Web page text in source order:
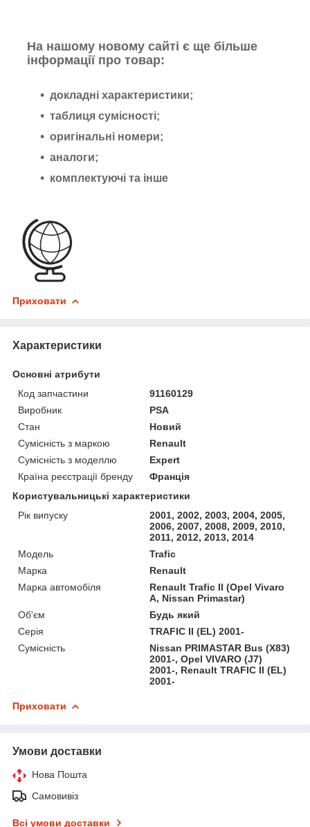
На нашому новому сайті є ще більше
інформації про товар:
докладні характеристики;
таблиця сумісності;
оригінальні номери;
аналоги;
комплектуючі та інше
Приховати
Характеристики
Основні атрибути
Код запчастини
91160129
Виробник
PSA
Стан
Новий
Сумісність з маркою
Renault
Сумісність з моделлю
Expert
Країна реєстрації бренду
Франція
Користувальницькі характеристики
Рік випуску
2001, 2002, 2003, 2004, 2005,
2006, 2007, 2008, 2009, 2010,
2011, 2012, 2013, 2014
Мoдель
Trafic
Марка
Renault
Марка автомобіля
Renault Trafic II (Opel Vivaro
A, Nissan Primastar)
Об'єм
Будь який
Серія
TRAFIC II (EL) 2001-
Сумісність
Nissan PRIMASTAR Bus (X83)
2001-, Opel VIVARO (J7)
2001-, Renault TRAFIC II (EL)
2001-
Приховати
Умови доставки
Нова Пошта
Самовивіз
Всі умови доставки